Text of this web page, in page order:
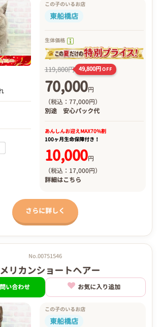
この子のいるお店
東船橋店
生体価格
119,800円 49,800円OFF
70,000円
（税込：77,000円）
別途 安心パック代
あんしんお迎えMAX70%割
100ヶ月生命保障付き！
10,000円
（税込：17,000円）
詳細はこちら
さらに詳しく
No.00751546
リカンショートヘアー
い合わせ お気に入り追加
この子のいるお店
東船橋店